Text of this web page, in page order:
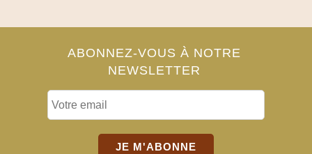
ABONNEZ-VOUS À NOTRE
NEWSLETTER